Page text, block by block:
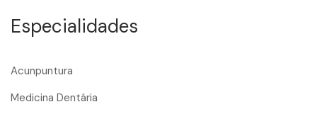
Especialidades
Acunpuntura
Medicina Dentária